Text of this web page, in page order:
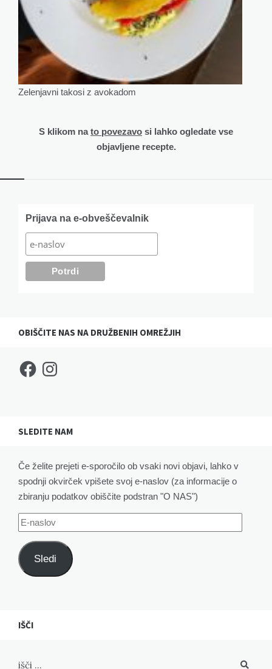
Zelenjavni takosi z avokadom
S klikom nato povezavo si lahko ogledate vse
objavljene recepte.
WidgetsPrijava na e-obveščevalnik
OBIŠČITE NAS NA DRUŽBENIH OMREŽJIH
FacebookInstagram
SLEDITE NAM
Če želite prejeti e-sporočilo ob vsaki novi objavi, lahko v
spodnji okvirček vpišete svoj e-naslov (za informacije o
zbiranju podatkov obiščite podstran "O NAS")
E-
naslov
Sledi
IŠČI